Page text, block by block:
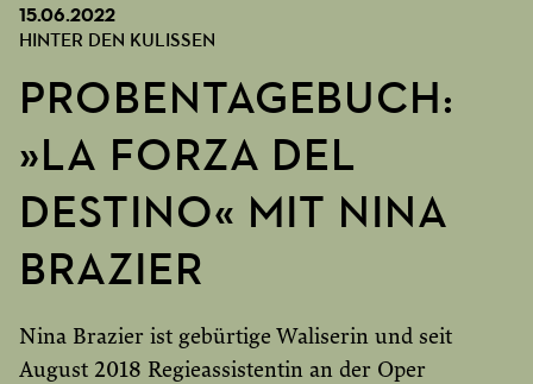
15.06.2022
HINTER DEN KULISSEN
PROBENTAGEBUCH:
»LA FORZA DEL
DESTINO« MIT NINA
BRAZIER
Nina Brazier ist gebürtige Waliserin und seit
August 2018 Regieassistentin an der Oper